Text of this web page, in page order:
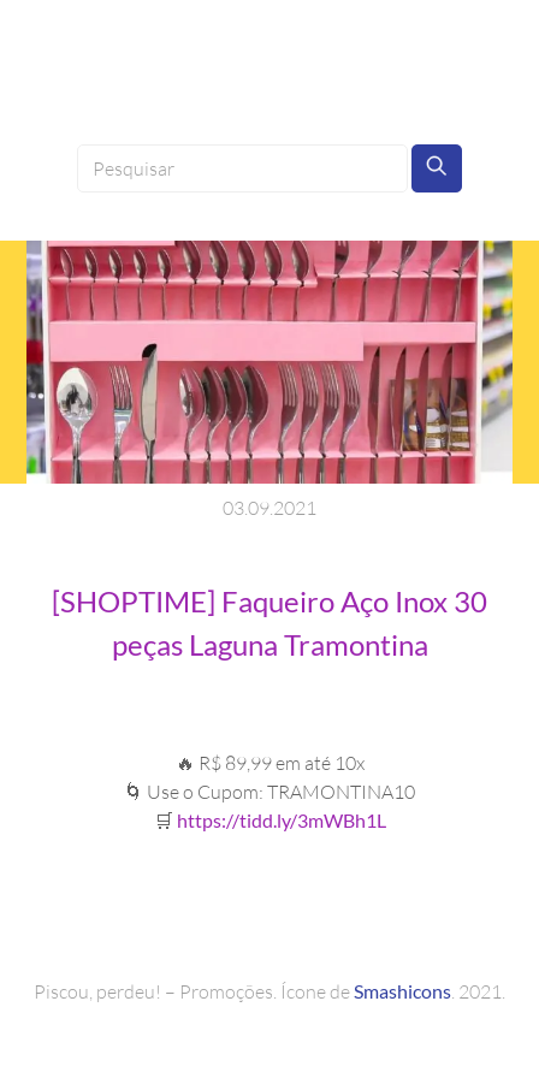
0309 2021
[SHOPTIME] Faqueiro Aço Inox 30
peças Laguna Tramontina
🔥 R$ 89,99 em até 10x
🌀 Use o Cupom: TRAMONTINA10
🛒 https://tidd.ly/3mWBh1L
Piscou, perdeu! – Promoções. Ícone de Smashicons . 2021.